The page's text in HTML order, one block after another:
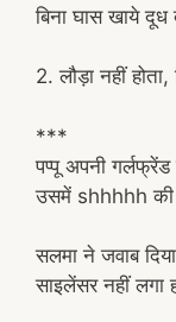
बिना घास खाये दूध
2. लौड़ा नहीं
***
पप्पू अपनी
उसमें shhhhh की
सलमा ने जवाब
साइलेंसर नहीं लगा